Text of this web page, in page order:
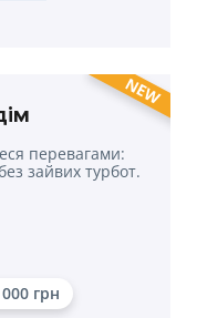
NEW
перевагами:
зайвих турбот.
грн